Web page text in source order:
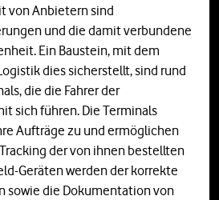
von Anbietern sind
und die damit verbundene
Ein Baustein, mit dem
dies sicherstellt, sind rund
die die Fahrer der
sich führen. Die Terminals
Aufträge zu und ermöglichen
der von ihnen bestellten
Geräten werden der korrekte
sowie die Dokumentation von